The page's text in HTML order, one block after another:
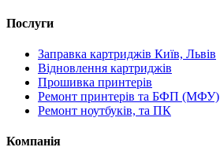
Послуги
Заправка картриджів Київ, Львів
Відновлення картриджів
Прошивка принтерів
Ремонт принтерів та БФП (МФУ)
Ремонт ноутбуків, та ПК
Компанія